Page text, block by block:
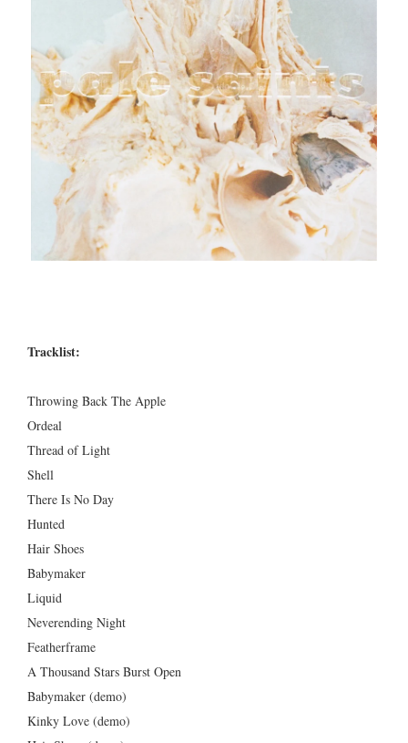
Tracklist:
Throwing Back The Apple
Ordeal
Thread of Light
Shell
There Is No Day
Hunted
Hair Shoes
Babymaker
Liquid
Neverending Night
Featherframe
A Thousand Stars Burst Open
Babymaker (demo)
Kinky Love (demo)